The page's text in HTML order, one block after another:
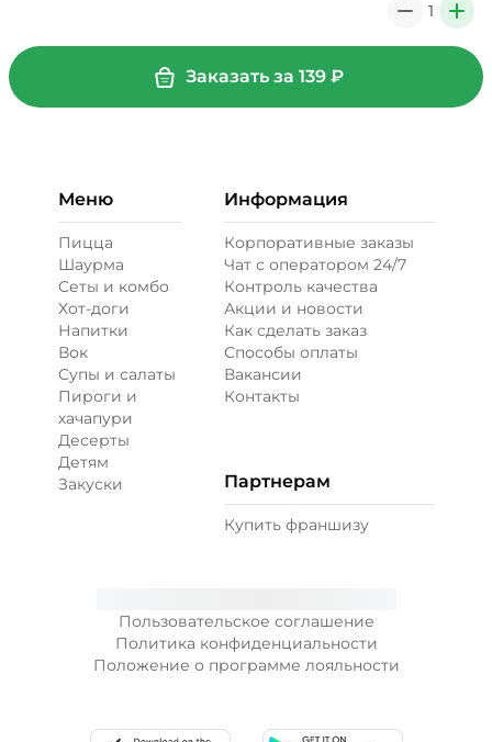
1 +
Заказать за 139₽
Пользовательское соглашение
Политика конфиденциальности
Положение о программе лояльности
Меню
Пицца
Шаурма
Сеты и комбо
Хот-доги
Напитки
Вок
Супы и салаты
Пироги и
хачапури
Десерты
Детям
Закуски
Информация
Корпоративные заказы
Чат с оператором 24/7
Контроль качества
Акции и новости
Как сделать заказ
Способы оплаты
Вакансии
Контакты
Партнерам
Купить франшизу